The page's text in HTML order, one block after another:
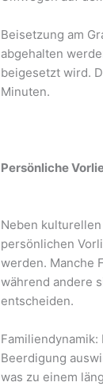
Beisetzung am
abgehalten
beigesetzt wird.
Minuten.
Persönliche
Neben
persönlichen
werden. Manche
während andere
entscheiden.
Beerdigung
was zu einem